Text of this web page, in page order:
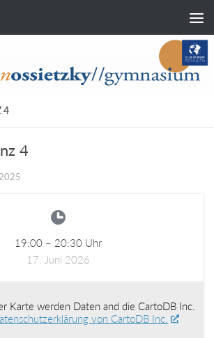
4
4
19:00– 20:30Uhr
17. Juni 2026
Karte werden Daten and die CartoDB Inc.
von CartoDB Inc.